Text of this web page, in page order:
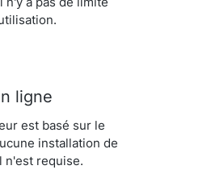
ligne
est basé sur le
installation de
n'est requise.